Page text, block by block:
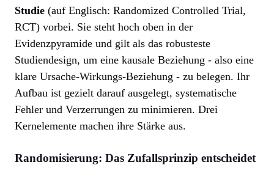
Studie (auf Englisch: Randomized Controlled Trial,
RCT) vorbei. Sie steht hoch oben in der
Evidenzpyramide und gilt als das robusteste
Studiendesign, um eine kausale Beziehung - also eine
klare Ursache-Wirkungs-Beziehung - zu belegen. Ihr
Aufbau ist gezielt darauf ausgelegt, systematische
Fehler und Verzerrungen zu minimieren. Drei
Kernelemente machen ihre Stärke aus.
Randomisierung: Das Zufallsprinzip entscheidet